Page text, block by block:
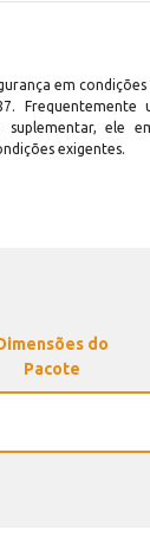
em
ele
exigentes.
do
Pacote